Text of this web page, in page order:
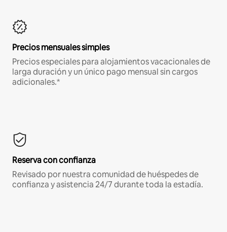
Precios mensuales simples
Precios especiales para alojamientos vacacionales de
larga duración y un único pago mensual sin cargos
adicionales.*
Reserva con confianza
Revisado por nuestra comunidad de huéspedes de
confianza y asistencia 24/7 durante toda la estadía.